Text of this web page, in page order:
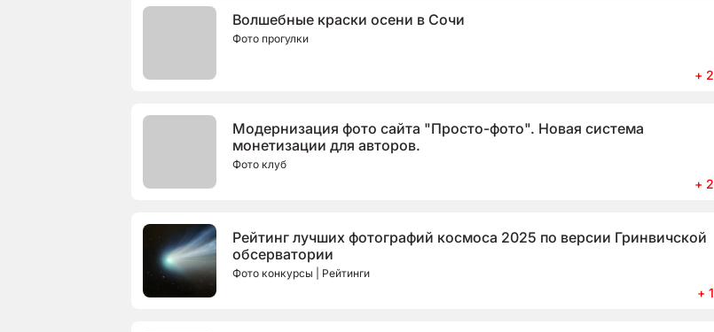
Волшебные краски осени в Сочи
Фото прогулки
+ 2
Модернизация фото сайта "Просто-фото". Новая система
монетизации для авторов.
Фото клуб
+ 2
Рейтинг лучших фотографий космоса 2025 по версии Гринвичской
обсерватории
Фото конкурсы | Рейтинги
+ 1